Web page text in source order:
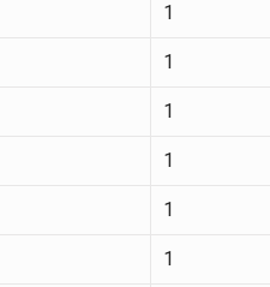
1
1
1
1
1
1